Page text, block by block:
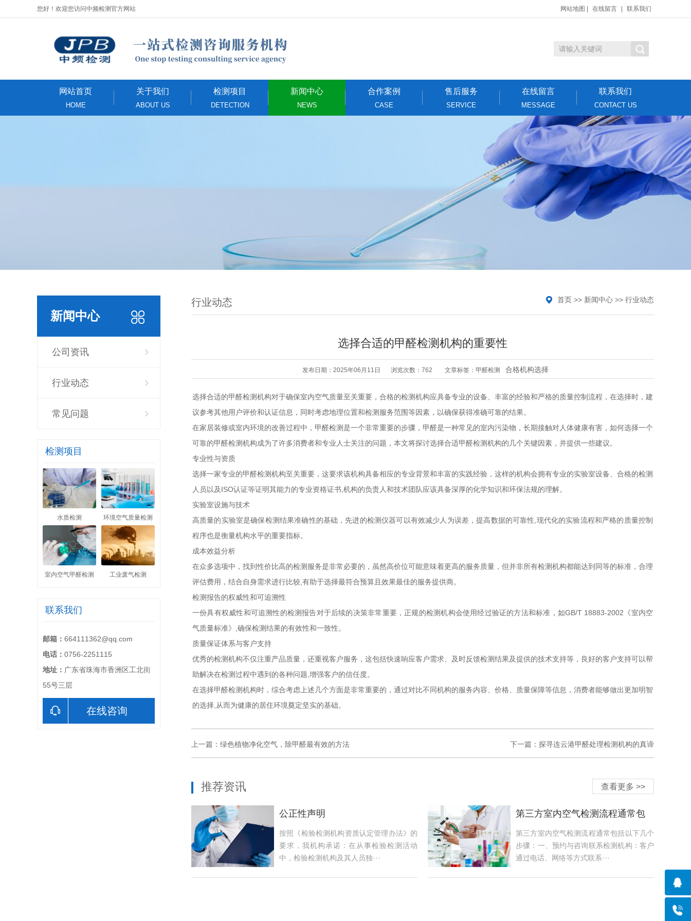
您好！欢迎您访问中频检测官方网站 网站地图 在线留言 联系我们
网站首页
HOME
关于我们
ABOUT US
检测项目
DETECTION
新闻中心
NEWS
合作案例
CASE
售后服务
SERVICE
在线留言
MESSAGE
联系我们
CONTACT US
新闻中心
公司资讯
行业动态
常见问题
检测项目
水质检测 环境空气质量检测
室内空气甲醛检测 工业废气检测
联系我们
邮箱： 664111362@qq.com
电话： 0756-2251115
地址： 广东省珠海市香洲区工北街
55号三层
在线咨询
首页 >> 新闻中心 >> 行业动态
行业动态
选择合适的甲醛检测机构的重要性
发布日期：2025年06月11日 浏览次数：762 文章标签： 甲醛检测 合格机构选择
选择合适的甲醛检测机构对于确保室内空气质量至关重要，合格的检测机构应具备专业的设备、丰富的经验和严格的质量控制流程，在选择时，建
议参考其他用户评价和认证信息，同时考虑地理位置和检测服务范围等因素，以确保获得准确可靠的结果。
在家居装修或室内环境的改善过程中，甲醛检测是一个非常重要的步骤，甲醛是一种常见的室内污染物，长期接触对人体健康有害，如何选择一个
可靠的甲醛检测机构成为了许多消费者和专业人士关注的问题，本文将探讨选择合适甲醛检测机构的几个关键因素，并提供一些建议。
专业性与资质
选择一家专业的甲醛检测机构至关重要，这要求该机构具备相应的专业背景和丰富的实践经验，这样的机构会拥有专业的实验室设备、合格的检测
人员以及ISO认证等证明其能力的专业资格证书,机构的负责人和技术团队应该具备深厚的化学知识和环保法规的理解。
实验室设施与技术
高质量的实验室是确保检测结果准确性的基础，先进的检测仪器可以有效减少人为误差，提高数据的可靠性,现代化的实验流程和严格的质量控制
程序也是衡量机构水平的重要指标。
成本效益分析
在众多选项中，找到性价比高的检测服务是非常必要的，虽然高价位可能意味着更高的服务质量，但并非所有检测机构都能达到同等的标准，合理
评估费用，结合自身需求进行比较,有助于选择最符合预算且效果最佳的服务提供商。
检测报告的权威性和可追溯性
一份具有权威性和可追溯性的检测报告对于后续的决策非常重要，正规的检测机构会使用经过验证的方法和标准，如GB/T 18883-2002《室内空
气质量标准》,确保检测结果的有效性和一致性。
质量保证体系与客户支持
优秀的检测机构不仅注重产品质量，还重视客户服务，这包括快速响应客户需求、及时反馈检测结果及提供的技术支持等，良好的客户支持可以帮
助解决在检测过程中遇到的各种问题,增强客户的信任度。
在选择甲醛检测机构时，综合考虑上述几个方面是非常重要的，通过对比不同机构的服务内容、价格、质量保障等信息，消费者能够做出更加明智
的选择,从而为健康的居住环境奠定坚实的基础。
上一篇： 绿色植物净化空气，除甲醛最有效的方法 下一篇： 探寻连云港甲醛处理检测机构的真谛
查看更多 >>
推荐资讯
公正性声明
按照《检验检测机构资质认定管理办法》的
要求，我机构承诺：在从事检验检测活动
中，检验检测机构及其人员独···
第三方室内空气检测流程通常包
括以下几个步骤
第三方室内空气检测流程通常包括以下几个
步骤：一、预约与咨询联系检测机构：客户
通过电话、网络等方式联系···